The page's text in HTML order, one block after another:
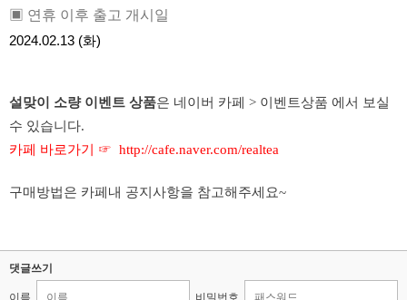
▣ 연휴 이후 출고 개시일
2024.02.13 (화)
설맞이 소량 이벤트 상품은 네이버 카페 > 이벤트상품 에서 보실
수 있습니다.
카페 바로가기 ☞ http://cafe.naver.com/realtea
구매방법은 카페내 공지사항을 참고해주세요~
댓글쓰기
이름 비밀번호